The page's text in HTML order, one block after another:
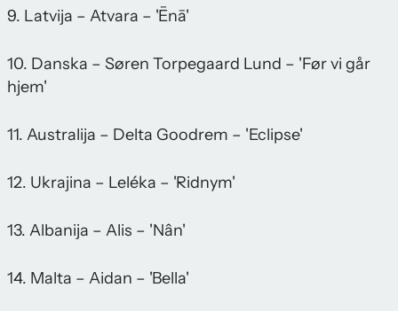
9. Latvija – Atvara – 'Ēnā'
10. Danska – Søren Torpegaard Lund – 'Før vi går
hjem'
11. Australija – Delta Goodrem – 'Eclipse'
12. Ukrajina – Leléka – 'Ridnym'
13. Albanija – Alis – 'Nân'
14. Malta – Aidan – 'Bella'